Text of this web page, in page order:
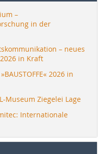
–
in der
– neues
in Kraft
2026 in
Museum Ziegelei Lage
Internationale